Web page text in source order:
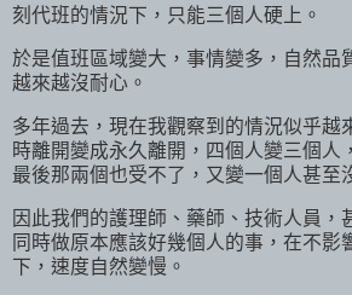
刻代班的情況下，只能三個人硬上。
於是值班區域變大，事情變多，自然品
越來越沒耐心。
多年過去，現在我觀察到的情況似乎越
時離開變成永久離開，四個人變三個人
最後那兩個也受不了，又變一個人甚至
因此我們的護理師、藥師、技術人員，
同時做原本應該好幾個人的事，在不影
下，速度自然變慢。